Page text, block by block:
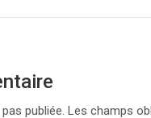
publiée. Les champs